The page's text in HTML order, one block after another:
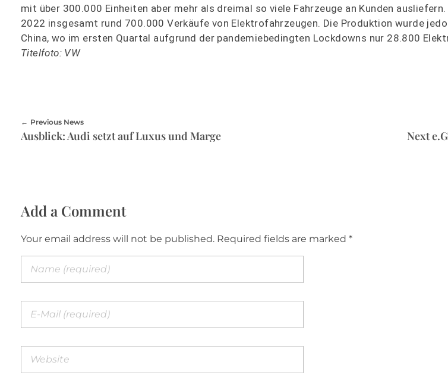
mit über 300.000 Einheiten aber mehr als dreimal so viele Fahrzeuge an Kunden
2022 insgesamt rund 700.000 Verkäufe von Elektrofahrzeugen. Die Produktion wurde
China, wo im ersten Quartal aufgrund der pandemiebedingten Lockdowns nur 28.800
Titelfoto: VW
Previous News
Ausblick: Audi setzt auf Luxus und Marge Next
Add a Comment
Your email address will not be published. Required fields are marked *